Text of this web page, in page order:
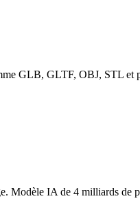
GLB, GLTF, OBJ, STL
Modèle IA de 4 milliards de